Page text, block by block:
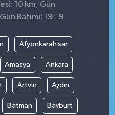
10 km, Gün
Batımı: 19:19
Afyonkarahisar
Amasya Ankara
Artvin Aydın
Batman Bayburt